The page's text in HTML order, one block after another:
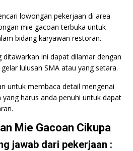
lowongan pekerjaan di area
mie gacoan terbuka untuk
bidang karyawan restoran.
ini dapat dilamar dengan
lulusan SMA atau yang setara.
untuk membaca detail mengenai
harus anda penuhi untuk dapat
Mie Gacoan Cikupa
jawab dari pekerjaan :